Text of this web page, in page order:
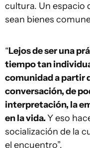
cultura. Un espacio
sean bienes
“Lejos de ser una
tiempo tan
comunidad a partir
conversación, de
interpretación, la
en la vida.Y eso
socialización de la
el encuentro”.